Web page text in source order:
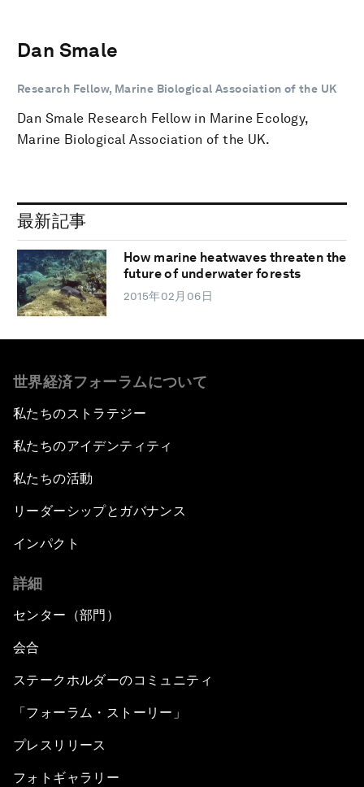
Dan Smale
Research Fellow, Marine Biological Association of the UK
Dan Smale Research Fellow in Marine Ecology,
Marine Biological Association of the UK.
最新記事
How marine heatwaves threaten the
future of underwater forests
2015年02月06日
世界経済フォーラムについて
私たちのストラテジー
私たちのアイデンティティ
私たちの活動
リーダーシップとガバナンス
インパクト
詳細
センター（部門）
会合
ステークホルダーのコミュニティ
「フォーラム・ストーリー」
プレスリリース
フォトギャラリー